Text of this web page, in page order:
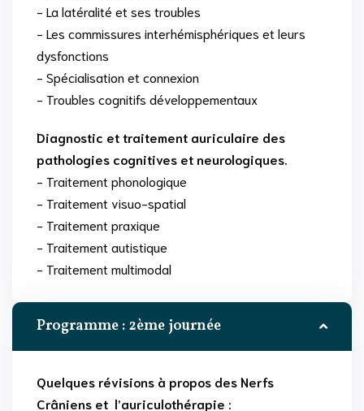
- La latéralité et ses troubles
- Les commissures interhémisphériques et leurs
dysfonctions
- Spécialisation et connexion
- Troubles cognitifs développementaux
Diagnostic et traitement auriculaire des
pathologies cognitives et neurologiques.
- Traitement phonologique
- Traitement visuo-spatial
- Traitement praxique
- Traitement autistique
- Traitement multimodal
Programme : 2ème journée
Quelques révisions à propos des Nerfs
Crâniens et l’auriculothérapie :